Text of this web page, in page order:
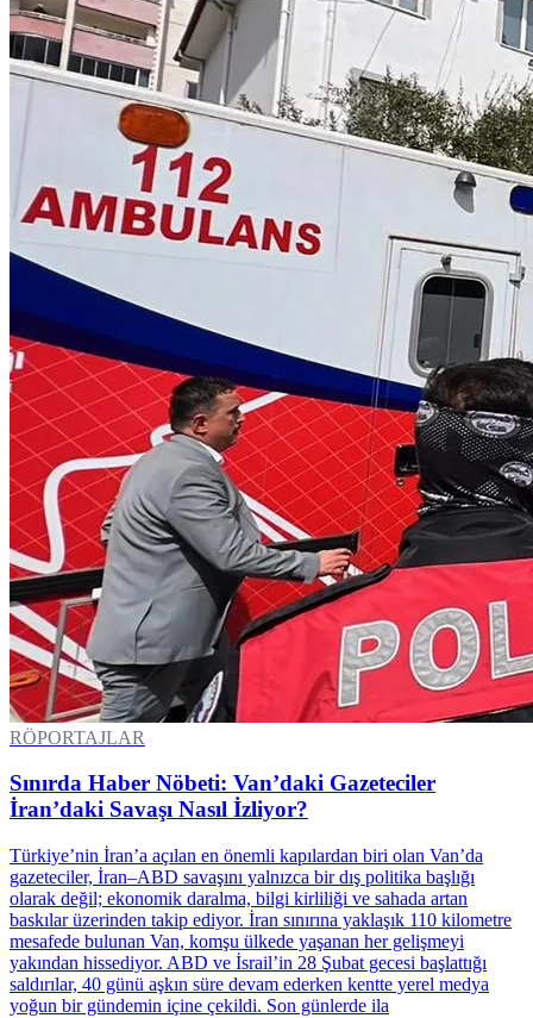
RÖPORTAJLAR
Sınırda Haber Nöbeti: Van’daki Gazeteciler
İran’daki Savaşı Nasıl İzliyor?
Türkiye’nin İran’a açılan en önemli kapılardan biri olan Van’da
gazeteciler, İran–ABD savaşını yalnızca bir dış politika başlığı
olarak değil; ekonomik daralma, bilgi kirliliği ve sahada artan
baskılar üzerinden takip ediyor. İran sınırına yaklaşık 110 kilometre
mesafede bulunan Van, komşu ülkede yaşanan her gelişmeyi
yakından hissediyor. ABD ve İsrail’in 28 Şubat gecesi başlattığı
saldırılar, 40 günü aşkın süre devam ederken kentte yerel medya
yoğun bir gündemin içine çekildi. Son günlerde ila